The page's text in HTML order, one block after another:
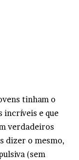
tinham o
incríveis e que
verdadeiros
dizer o mesmo,
(sem